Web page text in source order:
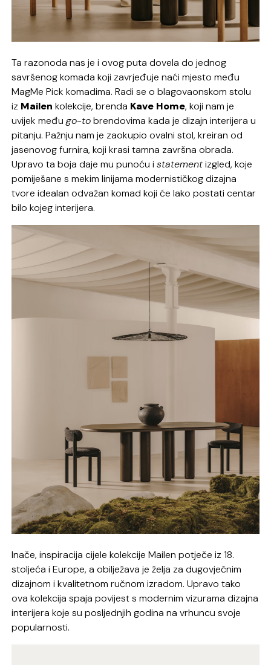
Ta razonoda nas je i ovog puta dovela do jednog
savršenog komada koji zavrjeđuje naći mjesto među
MagMe Pick komadima. Radi se o blagovaonskom stolu
iz Mailenkolekcije, brenda Kave Home, koji nam je
uvijek međugo-tobrendovima kada je dizajn interijera u
pitanju. Pažnju nam je zaokupio ovalni stol, kreiran od
jasenovog furnira, koji krasi tamna završna obrada.
Upravo ta boja daje mu punoću istatementizgled, koje
pomiješane s mekim linijama modernističkog dizajna
tvore idealan odvažan komad koji će lako postati centar
bilo kojeg interijera.
Inače, inspiracija cijele kolekcije Mailen potječe iz 18.
stoljeća i Europe, a obilježava je želja za dugovječnim
dizajnom i kvalitetnom ručnom izradom. Upravo tako
ova kolekcija spaja povijest s modernim vizurama dizajna
interijera koje su posljednjih godina na vrhuncu svoje
popularnosti.